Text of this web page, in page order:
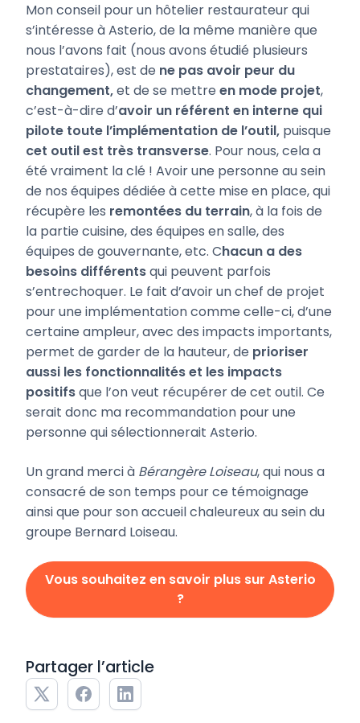
Partager l’article
Mon conseil pour un hôtelier restaurateur qui
s’intéresse à Asterio, de la même manière que
nous l’avons fait (nous avons étudié plusieurs
prestataires), est de ne pas avoir peur du
changement,et de se mettre en mode projet,
c’est-à-dire d’avoir un référent en interne qui
pilote toute l’implémentation de l’outil, puisque
cet outil est très transverse. Pour nous, cela a
été vraiment la clé ! Avoir une personne au sein
de nos équipes dédiée à cette mise en place, qui
récupère les remontées du terrain, à la fois de
la partie cuisine, des équipes en salle, des
équipes de gouvernante, etc. Chacun a des
besoins différentsqui peuvent parfois
s’entrechoquer. Le fait d’avoir un chef de projet
pour une implémentation comme celle-ci, d’une
certaine ampleur, avec des impacts importants,
permet de garder de la hauteur, de prioriser
aussi les fonctionnalités et les impacts
positifsque l’on veut récupérer de cet outil. Ce
serait donc ma recommandation pour une
personne qui sélectionnerait Asterio.
Un grand merci à Bérangère Loiseau, qui nous a
consacré de son temps pour ce témoignage
ainsi que pour son accueil chaleureux au sein du
groupe Bernard Loiseau.
Vous souhaitez en savoir plus sur Asterio
?